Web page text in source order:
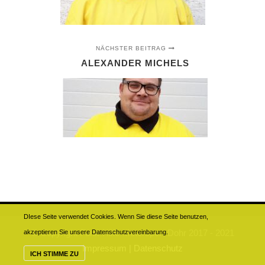
NÄCHSTER BEITRAG
ALEXANDER MICHELS
© Copyright Funk-Hilfe-Motorsport-Dohr 2017 - 2021
Impressum |
DIese Seite verwendet Cookies. Wenn Sie diese Seite benutzen,
akzeptieren Sie unsere Datenschutzvereinbarung.
ICH STIMME ZU